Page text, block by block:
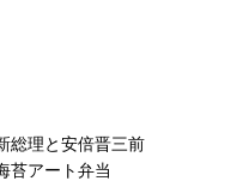
総理と安倍晋三前
苔アート弁当